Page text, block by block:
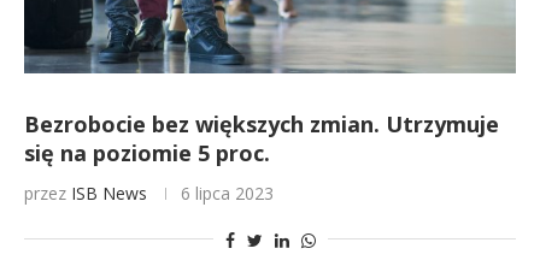
Bezrobocie bez większych zmian. Utrzymuje
się na poziomie 5 proc.
przez ISB News 6 lipca 2023